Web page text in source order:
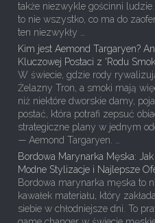
także niezwykle gościnni
to nie wszystko, co ma do
ten niezwykły …
Kim jest Aemond Targaryen?
Kluczowej Postaci z 'Rodu
W świecie, gdzie rody
Żelazny Tron, a smoki mają
niż niektóre dworskie damy,
postać, która potrafi zepsuć
strategiczne plany w jednym
— Aemond Targaryen. …
Bordowa Marynarka Męska: Jak
Modne Stylizacje i Najlepsze
Bordowa marynarka męska to
kawałek materiału, który
siebie w chłodniejsze dni. To